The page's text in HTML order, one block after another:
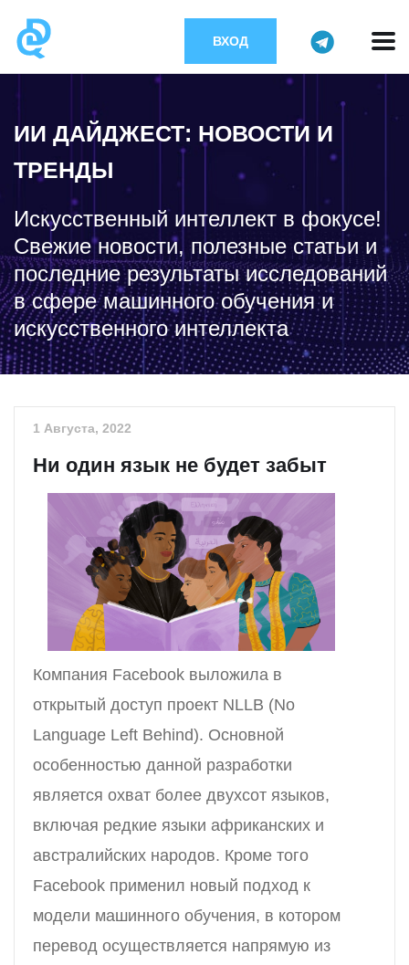
ВХОД
ИИ ДАЙДЖЕСТ: НОВОСТИ И
ТРЕНДЫ
Искусственный интеллект в фокусе!
Свежие новости, полезные статьи и
последние результаты исследований
в сфере машинного обучения и
искусственного интеллекта
1 Августа, 2022
Ни один язык не будет забыт
Компания Facebook выложила в
открытый доступ проект NLLB (No
Language Left Behind). Основной
особенностью данной разработки
является охват более двухсот языков,
включая редкие языки африканских и
австралийских народов. Кроме того
Facebook применил новый подход к
модели машинного обучения, в котором
перевод осуществляется напрямую из